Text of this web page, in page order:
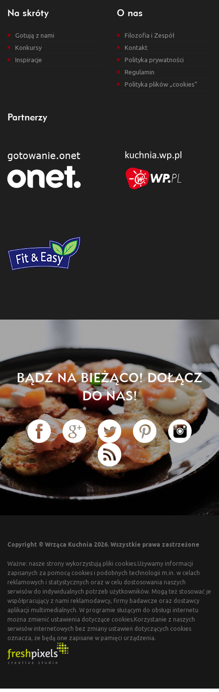
Na skróty
Gotują z nami
Konkursy
Inspiracje
O nas
Filozofia i Zespół
Kontakt
Polityka prywatności
Regulamin
Polityka plików „cookies”
Partnerzy
BĄDŹ NA BIEŻĄCO! DOŁĄCZ
DO NAS!
Copyright © Wrząca Kuchnia 2026. Wszystkie prawa zastrzeżone
Ważne: nasze strony wykorzystują pliki cookies.Używamy informacji
zapisanych za pomocą cookies i podobnych technologii m.in. w celach
reklamowych i statystycznych oraz w celu dostosowania naszych
serwisów do indywidualnych potrzeb użytkowników. Mogą też stosować je
współpracujący z nami reklamodawcy, firmy badawcze oraz dostawcy
aplikacji multimedialnych. W programie służącym do obsługi internetu
można zmienić ustawienia dotyczące cookies.Korzystanie z naszych
serwisów internetowych bez zmiany ustawień dotyczących cookies
oznacza, że będą one zapisane w pamięci urządzenia.